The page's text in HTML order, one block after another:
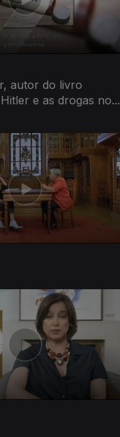
autor do livro
e as drogas no...